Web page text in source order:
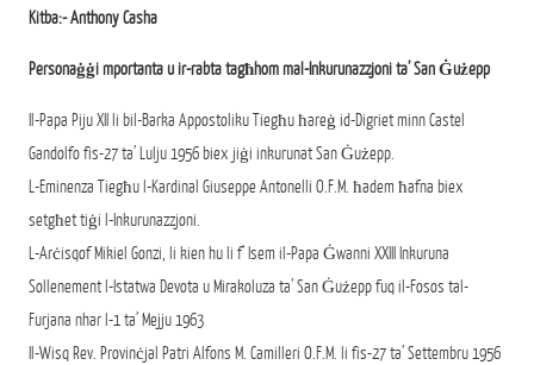
Kitba:- Anthony Casha
Personaġġi mportanta u ir-rabta tagħhom mal-Inkurunazzjoni ta’ San Ġużepp
Il-Papa Piju XII li bil-Barka Appostoliku Tiegħu ħareġ id-Digriet minn Castel
Gandolfo fis-27 ta’ Lulju 1956 biex jiġi inkurunat San Ġużepp.
L-Eminenza Tiegħu l-Kardinal Giuseppe Antonelli O.F.M. ħadem ħafna biex
setgħet tiġi l-Inkurunazzjoni.
L-Arċisqof Mikiel Gonzi, li kien hu li f’ Isem il-Papa Ġwanni XXIII Inkuruna
Sollenement l-Istatwa Devota u Mirakoluza ta’ San Ġużepp fuq il-Fosos tal-
Furjana nhar l-1 ta’ Mejju 1963
Il-Wisq Rev. Provinċjal Patri Alfons M. Camilleri O.F.M. li fis-27 ta’ Settembru 1956